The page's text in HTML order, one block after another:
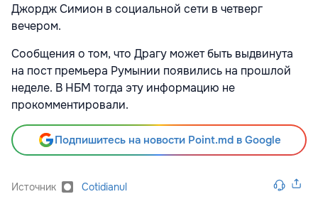
Джордж Симион в социальной сети в четверг
вечером.
Сообщения о том, что Драгу может быть выдвинута
на пост премьера Румынии появились на прошлой
неделе. В НБМ тогда эту информацию не
прокомментировали.
Подпишитесь на новости Point.md в Google
Источник Cotidianul